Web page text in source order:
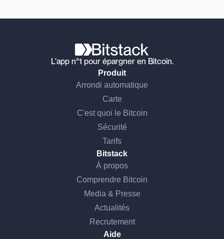
L'app n°1 pour épargner en Bitcoin.
Produit
Arrondi automatique
Carte
C'est quoi le Bitcoin
Sécurité
Tarifs
Bitstack
À propos
Comprendre Bitcoin
Media & Presse
Actualités
Recrutement
Aide